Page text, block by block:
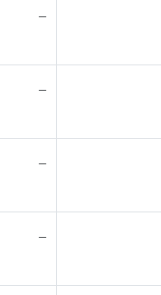
–
–
–
–